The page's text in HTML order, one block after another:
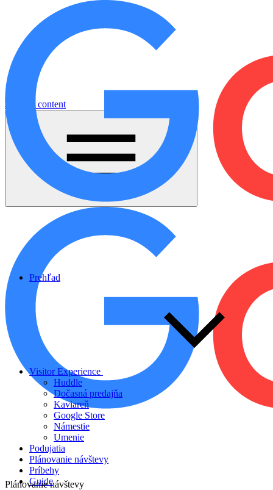
Jump to content
Prehľad
Visitor Experience
Huddle
Dočasná predajňa
Kaviareň
Google Store
Námestie
Umenie
Podujatia
Plánovanie návštevy
Príbehy
Guide
Plánovanie návštevy